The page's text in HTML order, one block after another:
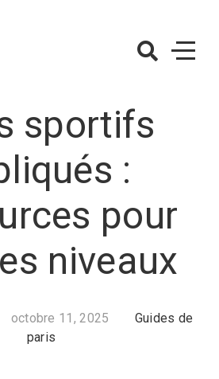
– Guides de
sportifs
:
pour
niveaux
octobre 11, 2025
Guides de
paris